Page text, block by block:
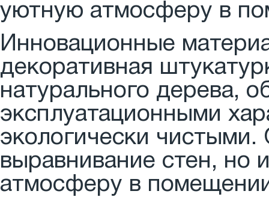
уютную атмосферу в
Инновационные
декоративная
натурального дерева,
эксплуатационными
экологически
выравнивание стен, но
атмосферу в